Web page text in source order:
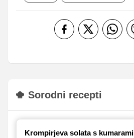
Sorodni recepti
Krompirjeva solata s kumarami